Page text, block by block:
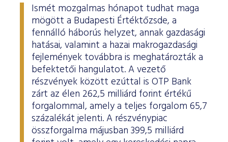
Ismét mozgalmas hónapot tudhat maga
mögött a Budapesti Értéktőzsde, a
fennálló háborús helyzet, annak gazdasági
hatásai, valamint a hazai makrogazdasági
fejlemények továbbra is meghatározták a
befektetői hangulatot. A vezető
részvények között ezúttal is OTP Bank
zárt az élen 262,5 milliárd forint értékű
forgalommal, amely a teljes forgalom 65,7
százalékát jelenti. A részvénypiac
összforgalma májusban 399,5 milliárd